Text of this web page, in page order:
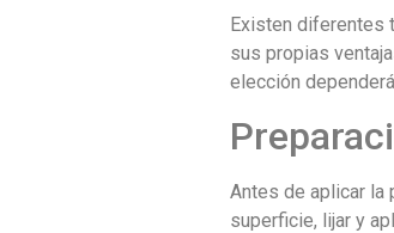
Existen diferentes
sus propias
elección
Antes de aplicar la
superficie, lijar y